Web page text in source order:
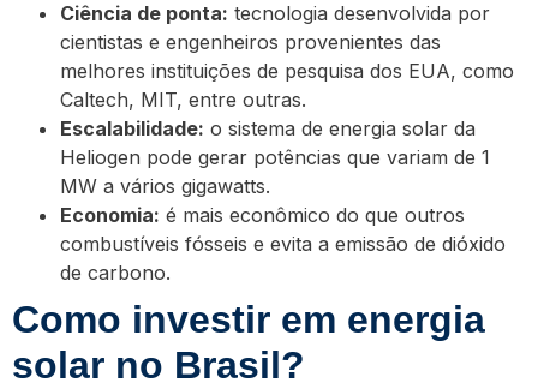
Ciência de ponta: tecnologia desenvolvida por
cientistas e engenheiros provenientes das
melhores instituições de pesquisa dos EUA, como
Caltech, MIT, entre outras.
Escalabilidade: o sistema de energia solar da
Heliogen pode gerar potências que variam de 1
MW a vários gigawatts.
Economia: é mais econômico do que outros
combustíveis fósseis e evita a emissão de dióxido
de carbono.
Como investir em energia
solar no Brasil?